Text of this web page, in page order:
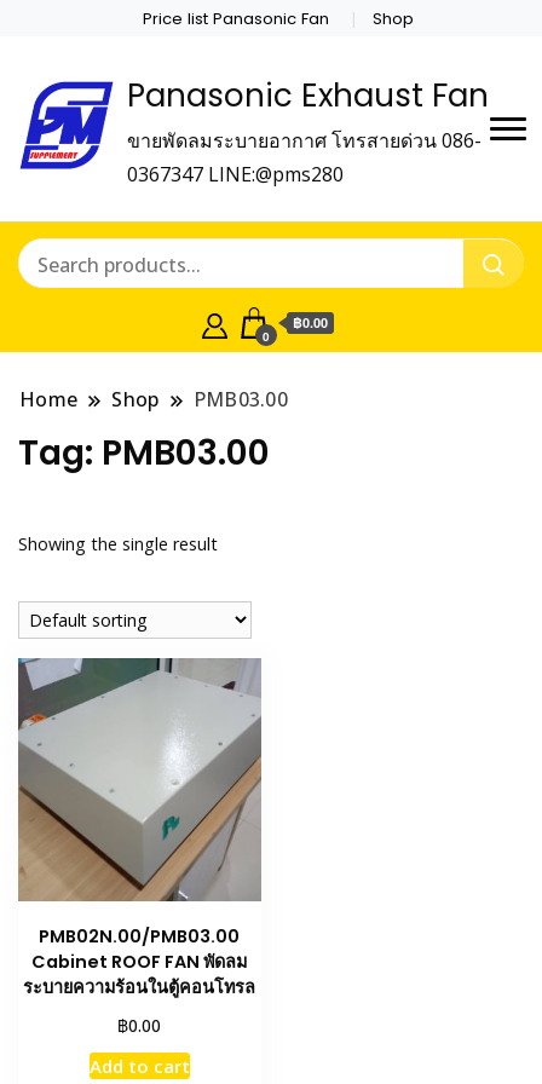
Price list Panasonic Fan Shop
Panasonic Exhaust Fan
ขายพัดลมระบายอากาศ โทรสายด่วน 086-
0367347 LINE:@pms280
0
฿0.00
Home Shop PMB03.00
Tag: PMB03.00
Showing the single result
PMB02N.00/PMB03.00
Cabinet ROOF FAN พัดลม
ระบายความร้อนในตู้คอนโทรล
฿0.00
Add to cart